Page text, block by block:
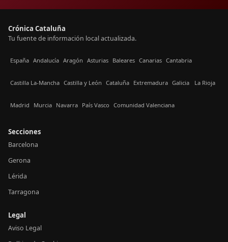
Crónica Cataluña
Tu fuente de información local actualizada.
España Andalucía Aragón Asturias Baleares Canarias Cantabria
Castilla La-Mancha Castilla y León Cataluña Extremadura Galicia La Rioja
Madrid Murcia Navarra País Vasco Comunidad Valenciana
Secciones
Barcelona
Gerona
Lérida
Tarragona
Legal
Aviso Legal